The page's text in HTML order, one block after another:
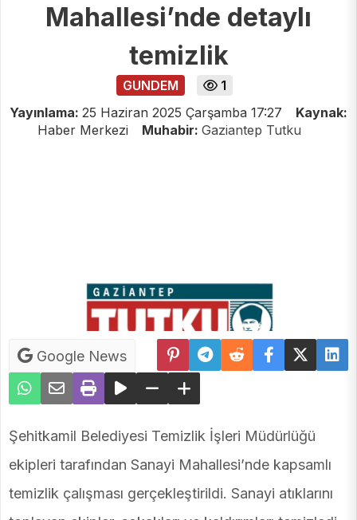
Mahallesi’nde detaylı
temizlik
GUNDEM
1
Yayınlama: 25 Haziran 2025 Çarşamba 17:27
Kaynak:
Haber Merkezi
Muhabir: Gaziantep Tutku
Google News
Şehitkamil Belediyesi Temizlik İşleri Müdürlüğü
ekipleri tarafından Sanayi Mahallesi’nde kapsamlı
temizlik çalışması gerçekleştirildi. Sanayi atıklarını